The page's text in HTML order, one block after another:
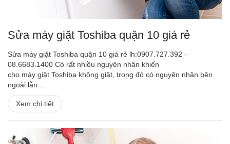
Sửa máy giặt Toshiba quận 10 giá rẻ
Sửa máy giặt Toshiba quận 10 giá rẻ lh:0907.727.392 -
08.6683.1400 Có rất nhiều nguyên nhân khiến
cho máy giặt Toshiba không giặt, trong đó có nguyên nhân bên
ngoài lẫn...
Xem chi tiết